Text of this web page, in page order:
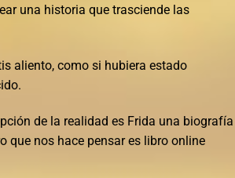
una historia que trasciende las
aliento, como si hubiera estado
de la realidad es Frida una biografía
que nos hace pensar es libro online​